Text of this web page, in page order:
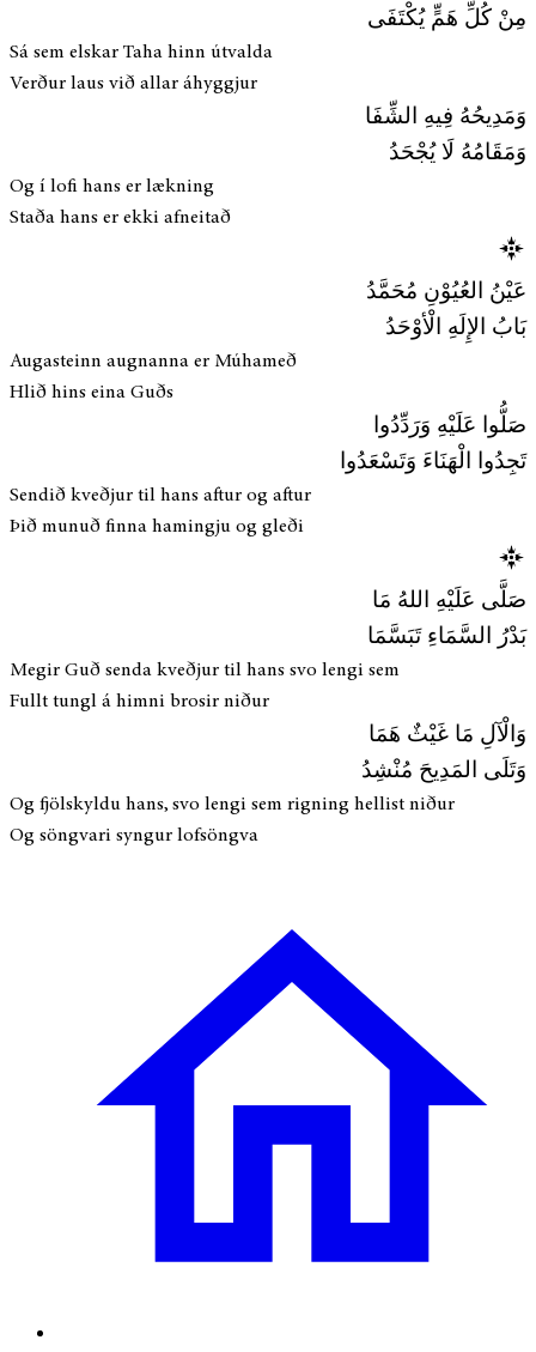
مِنْ كُلِّ هَمٍّ يُكْتَفَى
Sá sem elskar Taha hinn útvalda
Verður laus við allar áhyggjur
وَمَدِيحُهُ فِيهِ الشِّفَا
وَمَقَامُهُ لَا يُجْحَدُ
Og í lofi hans er lækning
Staða hans er ekki afneitað
عَيْنُ العُيُوْنِ مُحَمَّدُ
بَابُ الإِلَهِ الْأوْحَدُ
Augasteinn augnanna er Múhameð
Hlið hins eina Guðs
صَلُّوا عَلَيْهِ وَرَدِّدُوا
تَجِدُوا الْهَنَاءَ وَتَسْعَدُوا
Sendið kveðjur til hans aftur og aftur
Þið munuð finna hamingju og gleði
صَلَّى عَلَيْهِ اللهُ مَا
بَدْرُ السَّمَاءِ تَبَسَّمَا
Megir Guð senda kveðjur til hans svo lengi sem
Fullt tungl á himni brosir niður
وَالْآلِ مَا غَيْثٌ هَمَا
وَتَلَى المَدِيحَ مُنْشِدُ
Og fjölskyldu hans, svo lengi sem rigning hellist niður
Og söngvari syngur lofsöngva